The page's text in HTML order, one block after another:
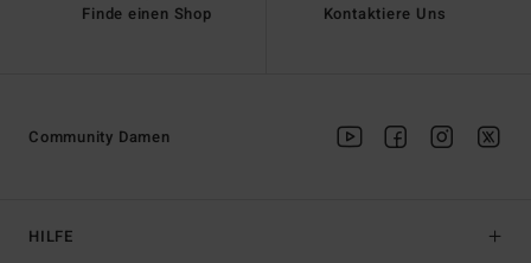
Finde einen Shop Kontaktiere Uns
HILFE
Community Damen